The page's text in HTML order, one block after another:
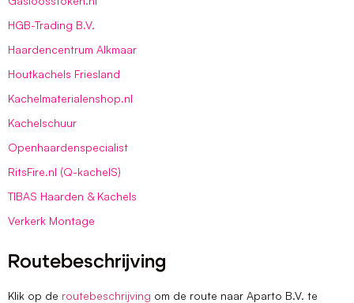
HGB-Trading B.V.
Haardencentrum Alkmaar
Houtkachels Friesland
Kachelmaterialenshop.nl
Kachelschuur
Openhaardenspecialist
RitsFire.nl (Q-kachelS)
TIBAS Haarden & Kachels
Verkerk Montage
Routebeschrijving
Klik op de routebeschrijving om de route naar Aparto B.V. te